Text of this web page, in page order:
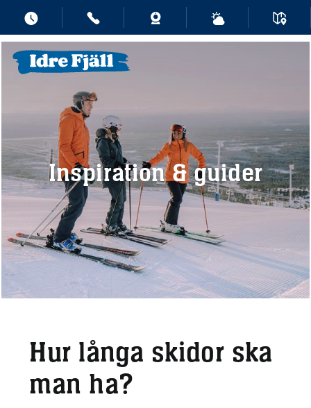
Inspiration & guider
Hur långa skidor ska
man ha?